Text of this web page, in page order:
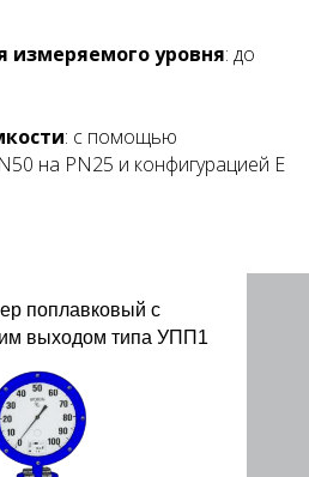
измеряемого уровня: до
: с помощью
на PN25 и конфигурацией Е
поплавковый с
выходом типа УПП1